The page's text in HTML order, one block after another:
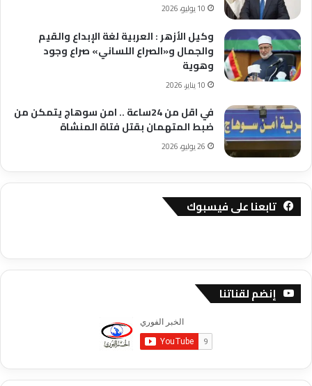
10 يوليو، 2026
وكيل الأزهر : العربية لغة الإبداع والقيم
والجمال و«الصراع اللساني» صراع وجود
وهوية
10 يناير، 2026
في اقل من 24ساعة .. امن سوهاج يتمكن من
ضبط المتهمان بقتل فتاة المنشاة
26 يوليو، 2026
تابعنا على فيسبوك
إنضم لقناتنا